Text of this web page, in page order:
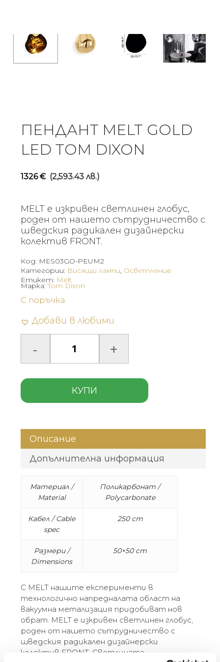
ПЕНДАНТ MELT GOLD
LED TOM DIXON
1326€ (2,593.43 лв.)
MELT е изкривен светлинен глобус,
роден от нашето сътрудничество с
шведския радикален дизайнерски
колектив FRONT.
Код: MES03GO-PEUM2
Категории: Висящи лампи, Осветление
Етикет: Melt
С поръчка
Добави в любими
КУПИ
Марка:Tom Dixon
Описание
Допълнителна информация
Материал /
Material
Поликарбонат /
Polycarbonate
Кабел / Cable
spec
250 cm
Размери /
Dimensions
50×50 cm
С MELT нашите експерименти в
технологично напредналата област на
вакуумна метализация придобиват нов
обрат. MELT е изкривен светлинен глобус,
роден от нашето сътрудничество с
шведския радикален дизайнерски
колектив FRONT. Светлината,